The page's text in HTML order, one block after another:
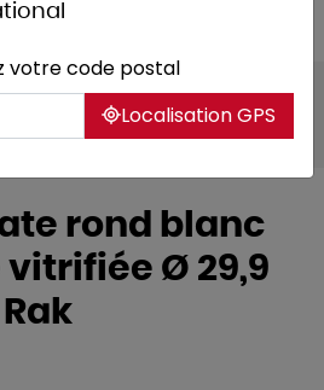
Arts de la table
& services
rond blanc
Ø 29,9
votre code postal
Localisation GPS